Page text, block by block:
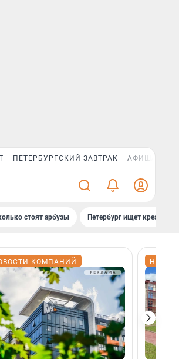
ПЕТЕРБУРГСКИЙ ЗАВТРАК АФИША PLUS
стоят арбузы Петербург ищет креатив
КОМПАНИЙ